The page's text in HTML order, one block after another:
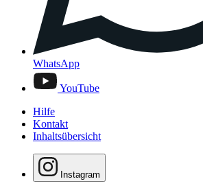
WhatsApp
YouTube
Hilfe
Kontakt
Inhaltsübersicht
Instagram